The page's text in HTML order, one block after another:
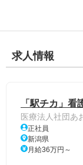
求人情報
「駅チカ」看
医療法人社団あ
正社員
新潟県
月給36万円～